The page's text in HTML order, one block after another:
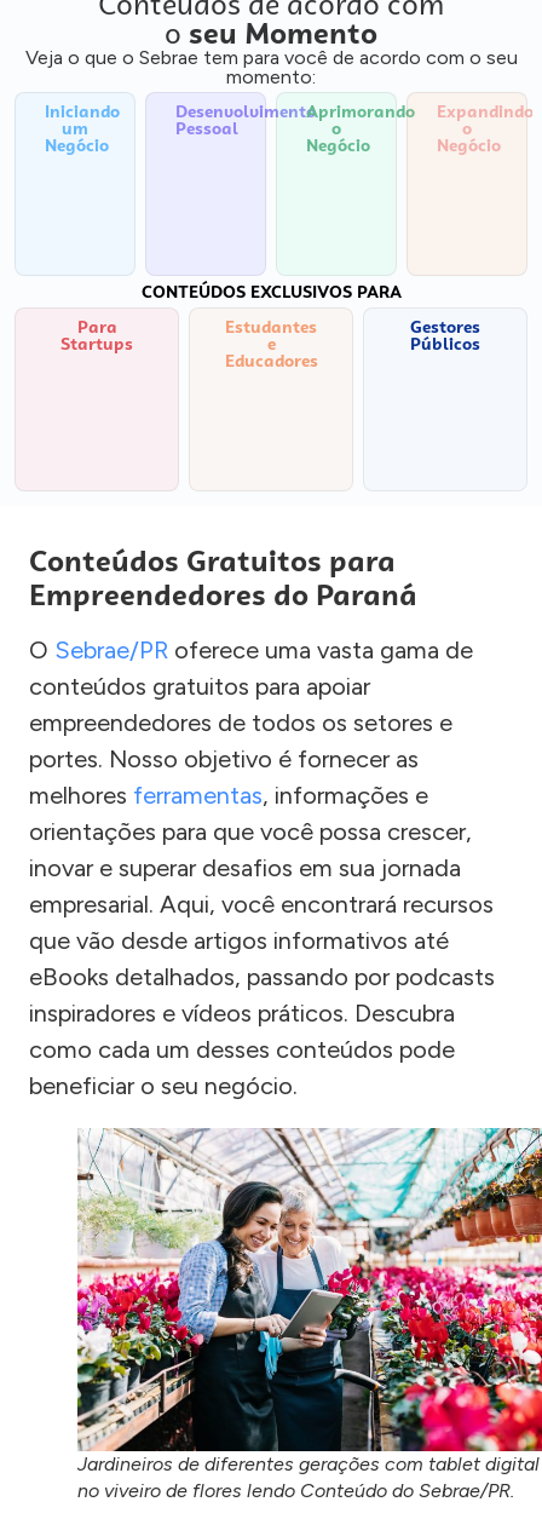
o seu Momento
Veja o que o Sebrae tem para você de acordo com o seu
momento:
Iniciando
um
Negócio
Desenvolvimento
Pessoal
Aprimorando
o
Negócio
Expandindo
o
Negócio
CONTEÚDOS EXCLUSIVOS PARA
Para
Startups
Estudantes
e
Educadores
Gestores
Públicos
Conteúdos Gratuitos para
Empreendedores do Paraná
O Sebrae/PR oferece uma vasta gama de
conteúdos gratuitos para apoiar
empreendedores de todos os setores e
portes. Nosso objetivo é fornecer as
melhores ferramentas, informações e
orientações para que você possa crescer,
inovar e superar desafios em sua jornada
empresarial. Aqui, você encontrará recursos
que vão desde artigos informativos até
eBooks detalhados, passando por podcasts
inspiradores e vídeos práticos. Descubra
como cada um desses conteúdos pode
beneficiar o seu negócio.
Jardineiros de diferentes gerações com tablet digital
no viveiro de flores lendo Conteúdo do Sebrae/PR.